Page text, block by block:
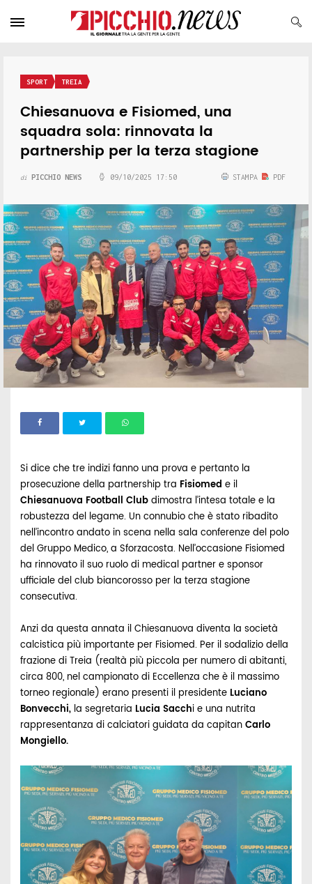
SPORT TREIA
Chiesanuova e Fisiomed, una
squadra sola: rinnovata la
partnership per la terza stagione
di PICCHIO NEWS 09/10/2025 17:50 STAMPA PDF
Si dice che tre indizi fanno una prova e pertanto la
prosecuzione della partnership tra Fisiomed e il
Chiesanuova Football Clubdimostra l’intesa totale e la
robustezza del legame. Un connubio che è stato ribadito
nell’incontro andato in scena nella sala conferenze del polo
del Gruppo Medico, a Sforzacosta. Nell’occasione Fisiomed
ha rinnovato il suo ruolo di medical partner e sponsor
ufficiale del club biancorosso per la terza stagione
consecutiva.
Anzi da questa annata il Chiesanuova diventa la società
calcistica più importante per Fisiomed. Per il sodalizio della
frazione di Treia (realtà più piccola per numero di abitanti,
circa 800, nel campionato di Eccellenza che è il massimo
torneo regionale) erano presenti il presidente Luciano
Bonvecchi, la segretaria Lucia Sacchi e una nutrita
rappresentanza di calciatori guidata da capitanCarlo
Mongiello.